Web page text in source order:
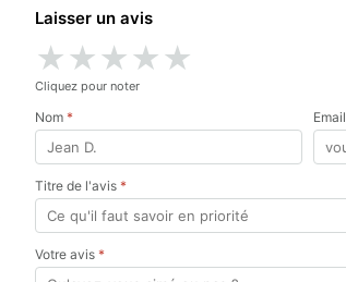
Laisser un avis
★★★★★
Cliquez pour noter
Nom * Email
Titre de l'avis *
Votre avis *